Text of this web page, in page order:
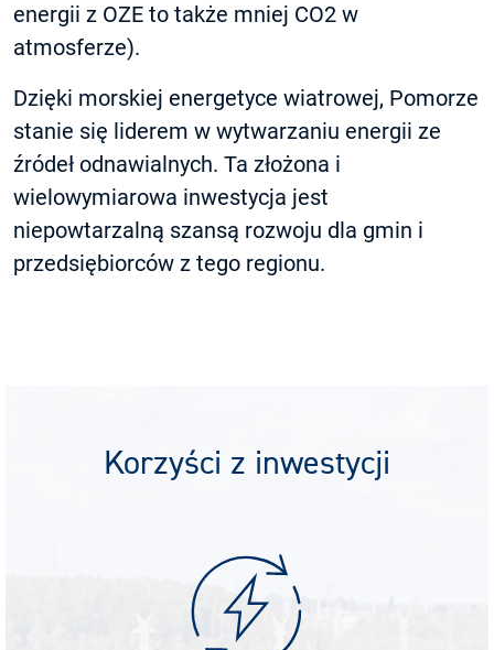
energii z OZE to także mniej CO2 w
atmosferze).
Dzięki morskiej energetyce wiatrowej, Pomorze
stanie się liderem w wytwarzaniu energii ze
źródeł odnawialnych. Ta złożona i
wielowymiarowa inwestycja jest
niepowtarzalną szansą rozwoju dla gmin i
przedsiębiorców z tego regionu.
Korzyści z inwestycji